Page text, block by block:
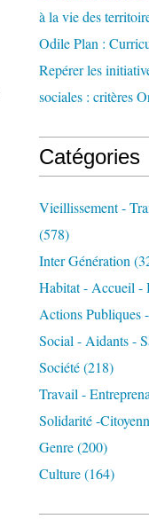
à la vie des
Odile Plan :
Repérer les
sociales : critères
Catégories
Vieillissement -
(578)
Inter Génération
Habitat - Accueil -
Actions Publiques
Social - Aidants -
Société(218)
Travail -
Solidarité -
Genre(200)
Culture(164)